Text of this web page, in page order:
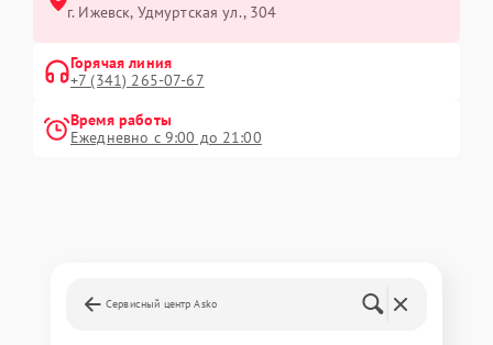
г. Ижевск, Удмуртская ул., 304
Горячая линия
+7 (341) 265-07-67
Время работы
Ежедневно с 9:00 до 21:00
Сервисный центр Asko